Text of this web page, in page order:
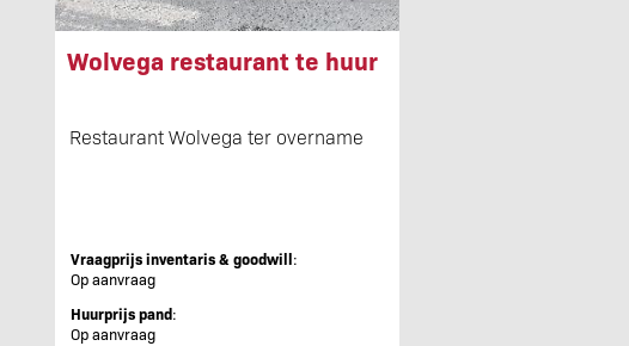
Wolvega restaurant te huur
Restaurant Wolvega ter overname
Vraagprijs inventaris & goodwill:
Op aanvraag
Huurprijs pand:
Op aanvraag